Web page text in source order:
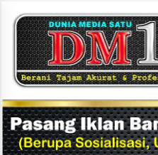
content